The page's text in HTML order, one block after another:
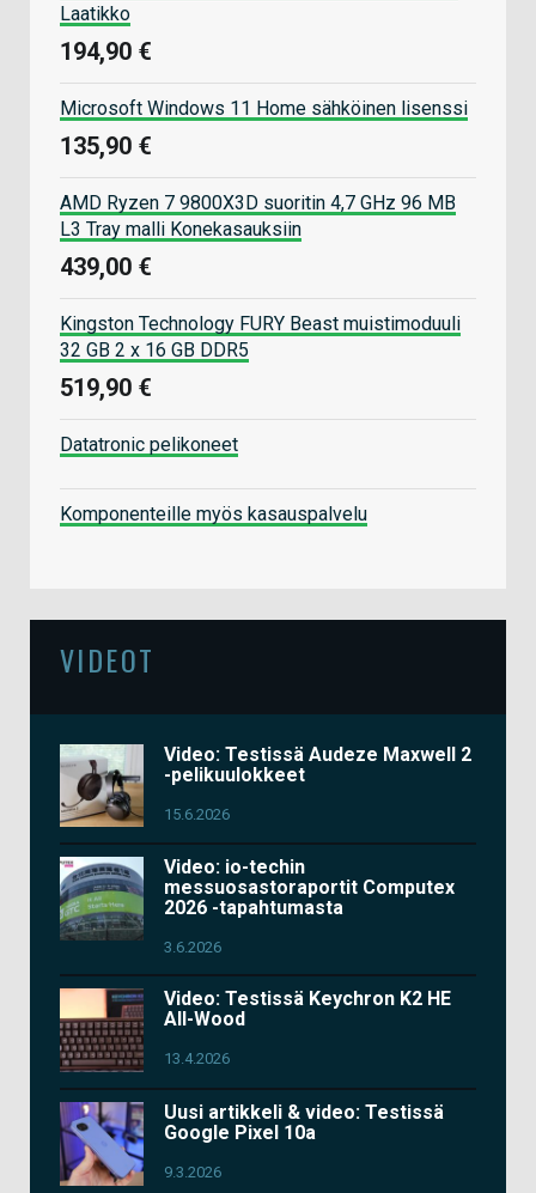
Laatikko
194,90 €
Microsoft Windows 11 Home sähköinen lisenssi
135,90 €
AMD Ryzen 7 9800X3D suoritin 4,7 GHz 96 MB
L3 Tray malli Konekasauksiin
439,00 €
Kingston Technology FURY Beast muistimoduuli
32 GB 2 x 16 GB DDR5
519,90 €
Datatronic pelikoneet
Komponenteille myös kasauspalvelu
VIDEOT
Video: Testissä Audeze Maxwell 2
-pelikuulokkeet
15.6.2026
Video: io-techin
messuosastoraportit Computex
2026 -tapahtumasta
3.6.2026
Video: Testissä Keychron K2 HE
All-Wood
13.4.2026
Uusi artikkeli & video: Testissä
Google Pixel 10a
9.3.2026